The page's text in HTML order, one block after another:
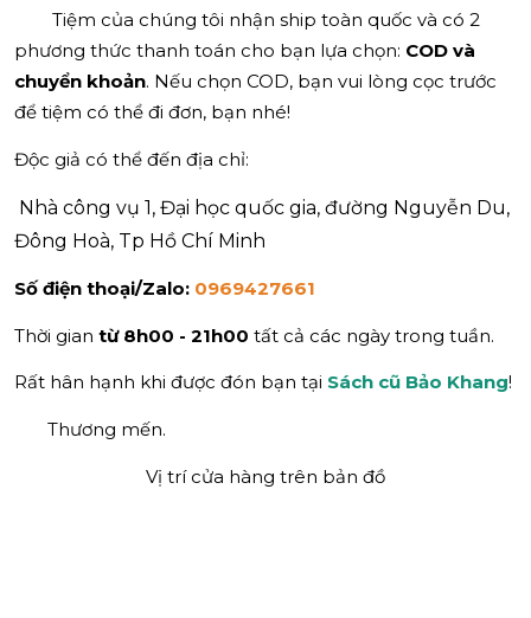
Tiệm của chúng tôi nhận ship toàn quốc và có 2
phương thức thanh toán cho bạn lựa chọn: COD và
chuyển khoản. Nếu chọn COD, bạn vui lòng cọc trước
để tiệm có thể đi đơn, bạn nhé!
Độc giả có thể đến địa chỉ:
Nhà công vụ 1, Đại học quốc gia, đường Nguyễn Du,
Đông Hoà, Tp Hồ Chí Minh
Số điện thoại/Zalo: 0969427661
Thời gian từ 8h00 - 21h00 tất cả các ngày trong tuần.
Rất hân hạnh khi được đón bạn tại Sách cũ Bảo Khang!
Thương mến.
Vị trí cửa hàng trên bản đồ